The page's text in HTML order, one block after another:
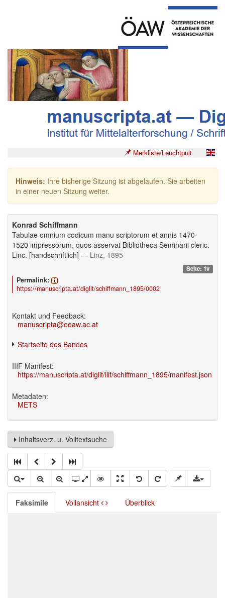
Merkliste/Leuchtpult
Hinweis: Ihre bisherige Sitzung ist abgelaufen. Sie arbeiten
in einer neuen Sitzung weiter.
Konrad Schiffmann
Tabulae omnium codicum manu scriptorum et annis 1470-
1520 impressorum, quos asservat Bibliotheca Seminarii cleric.
Linc. [handschriftlich] — Linz, 1895
Seite: 1v
Permalink:
https://manuscripta.at/diglit/schiffmann_1895/0002
Kontakt und Feedback:
manuscripta@oeaw.ac.at
Startseite des Bandes
IIIF Manifest:
https://manuscripta.at/diglit/iiif/schiffmann_1895/manifest.json
Metadaten:
METS
Inhaltsverz. u. Volltextsuche
Faksimile Vollansicht Überblick